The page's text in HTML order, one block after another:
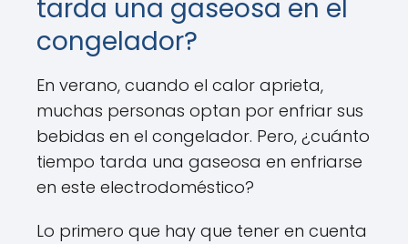
tarda una gaseosa en el
congelador?
En verano, cuando el calor aprieta,
muchas personas optan por enfriar sus
bebidas en el congelador. Pero, ¿cuánto
tiempo tarda una gaseosa en enfriarse
en este electrodoméstico?
Lo primero que hay que tener en cuenta